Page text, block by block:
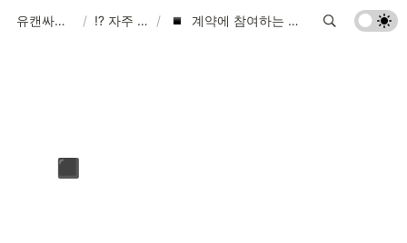
유캔싸인 고객센터 / ⁉️ 자주 묻는 질문 / 계약에 참여하는 참여자 순서는 어떻게 설정하나요?
▪️